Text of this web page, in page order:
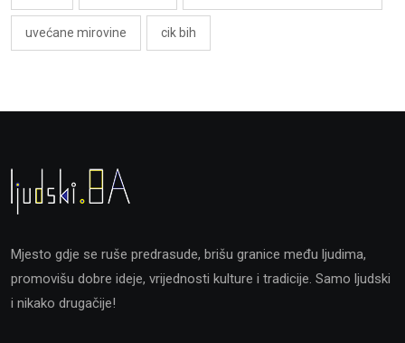
uvećane mirovine cik bih
Mjesto gdje se ruše predrasude, brišu granice među ljudima,
promovišu dobre ideje, vrijednosti kulture i tradicije. Samo ljudski
i nikako drugačije!